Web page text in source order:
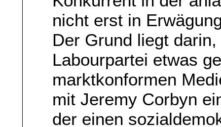
nicht erst in
Der Grund liegt
Labourpartei etwas
marktkonformen
mit Jeremy Corbyn
der einen